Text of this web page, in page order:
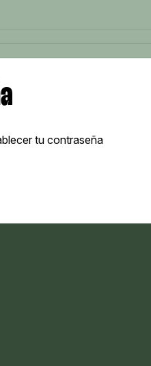
tu contraseña